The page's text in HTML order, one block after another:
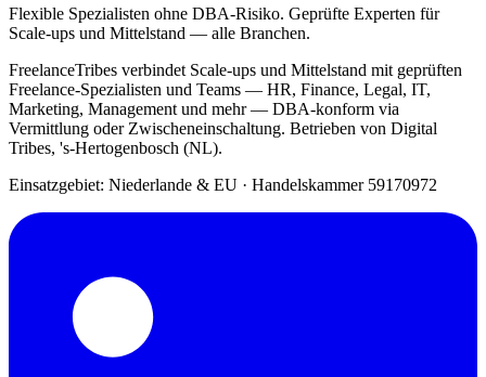
Flexible Spezialisten ohne DBA-Risiko. Geprüfte Experten für
Scale-ups und Mittelstand — alle Branchen.
FreelanceTribes verbindet Scale-ups und Mittelstand mit geprüften
Freelance-Spezialisten und Teams — HR, Finance, Legal, IT,
Marketing, Management und mehr — DBA-konform via
Vermittlung oder Zwischeneinschaltung. Betrieben von Digital
Tribes, 's-Hertogenbosch (NL).
Einsatzgebiet: Niederlande & EU · Handelskammer 59170972